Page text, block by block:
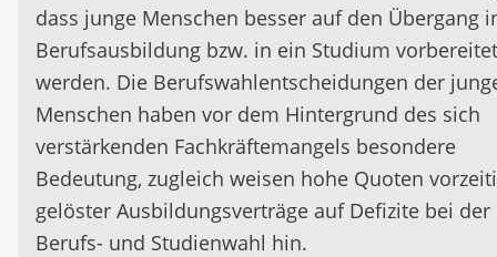
dass junge Menschen besser auf den Übergang
Berufsausbildung bzw. in ein Studium vorbereitet
werden. Die Berufswahlentscheidungen der
Menschen haben vor dem Hintergrund des sich
verstärkenden Fachkräftemangels besondere
Bedeutung, zugleich weisen hohe Quoten
gelöster Ausbildungsverträge auf Defizite bei der
Berufs- und Studienwahl hin.